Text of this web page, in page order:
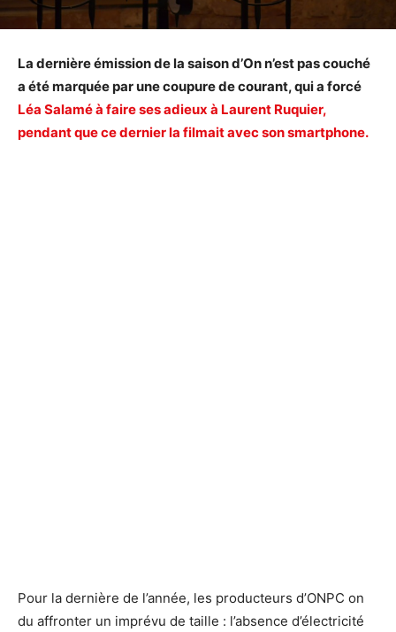
La dernière émission de la saison d’On n’est pas couché
a été marquée par une coupure de courant, qui a forcé
Léa Salamé à faire ses adieux à Laurent Ruquier,
pendant que ce dernier la filmait avec son smartphone.
Pour la dernière de l’année, les producteurs d’ONPC on
du affronter un imprévu de taille : l’absence d’électricité